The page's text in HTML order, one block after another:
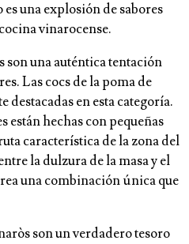
una explosión de sabores
vinarocense.
son una auténtica tentación
Las cocs de la poma de
destacadas en esta categoría.
están hechas con pequeñas
característica de la zona del
la dulzura de la masa y el
una combinación única que
son un verdadero tesoro